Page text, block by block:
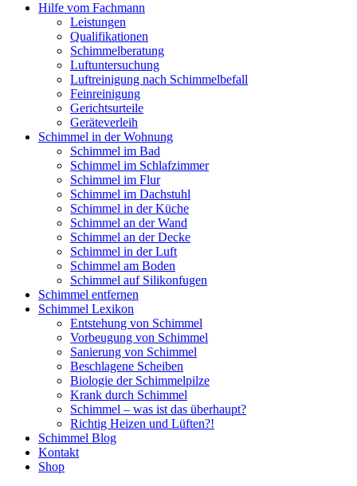
Hilfe vom Fachmann
Leistungen
Qualifikationen
Schimmelberatung
Luftuntersuchung
Luftreinigung nach Schimmelbefall
Feinreinigung
Gerichtsurteile
Geräteverleih
Schimmel in der Wohnung
Schimmel im Bad
Schimmel im Schlafzimmer
Schimmel im Flur
Schimmel im Dachstuhl
Schimmel in der Küche
Schimmel an der Wand
Schimmel an der Decke
Schimmel in der Luft
Schimmel am Boden
Schimmel auf Silikonfugen
Schimmel entfernen
Schimmel Lexikon
Entstehung von Schimmel
Vorbeugung von Schimmel
Sanierung von Schimmel
Beschlagene Scheiben
Biologie der Schimmelpilze
Krank durch Schimmel
Schimmel – was ist das überhaupt?
Richtig Heizen und Lüften?!
Schimmel Blog
Kontakt
Shop